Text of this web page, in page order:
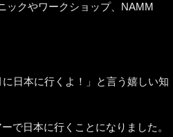
ックやワークショップ、NAMM
日本に行くよ！」と言う嬉しい知
で日本に行くことになりました。